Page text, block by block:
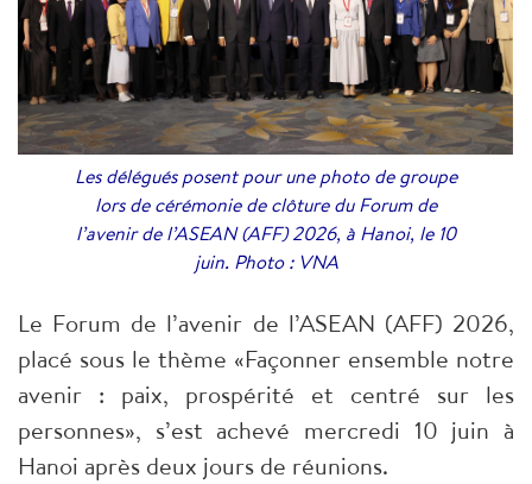
Les délégués posent pour une photo de groupe
lors de cérémonie de clôture du Forum de
l’avenir de l’ASEAN (AFF) 2026, à Hanoi, le 10
juin. Photo : VNA
Le Forum de l’avenir de l’ASEAN (AFF) 2026,
placé sous le thème «Façonner ensemble notre
avenir : paix, prospérité et centré sur les
personnes», s’est achevé mercredi 10 juin à
Hanoi après deux jours de réunions.